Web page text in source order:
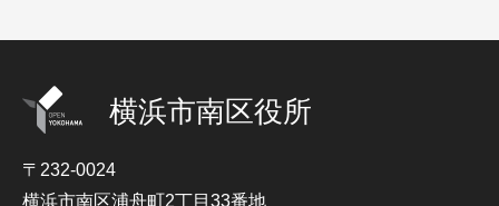
横浜市南区役所
〒232-0024
横浜市南区浦舟町2丁目33番地